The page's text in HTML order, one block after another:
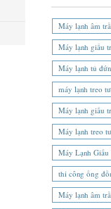
Máy lạnh âm
Máy lạnh giấu
Máy lạnh tủ
máy lạnh treo
Máy lạnh giấu
Máy lạnh treo
Máy Lạnh Giấu
thi công ống
Máy lạnh âm